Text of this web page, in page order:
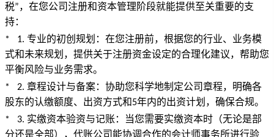
账
建
议
税”，在您公司注册和资本管理阶段就能提供至关重要的支
持：
* 1. 专业的初创规划：在您注册前，根据您的行业、业务模
式和未来规划，提供关于注册资金设定的合理化建议，帮助您
平衡风险与业务需求。
* 2. 章程设计与备案：协助您科学地制定公司章程，明确各
股东的认缴额度、出资方式和5年内的出资计划，确保合规。
* 3. 实缴资本验资与记账：当您需要实缴资本时（无论是部
分还是全部），代账公司能协调合作的会计师事务所进行验